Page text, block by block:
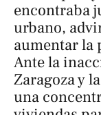
encontraba
urbano,
aumentar la
Ante la
Zaragoza y
una